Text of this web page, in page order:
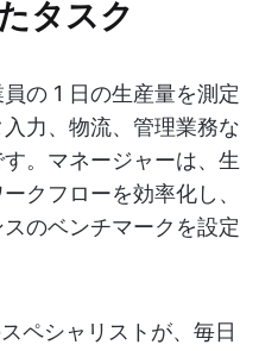
タスク
の 1 日の生産量を測定
力、物流、管理業務な
。マネージャーは、生
クフローを効率化し、
のベンチマークを設定
ペシャリストが、毎日